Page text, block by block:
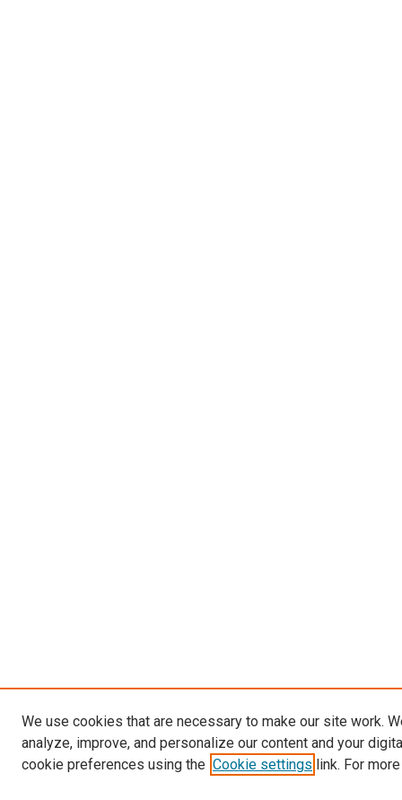
We use cookies that are necessary to make our site work.
analyze, improve, and personalize our content and your
cookie preferences using the Cookie settings link. For